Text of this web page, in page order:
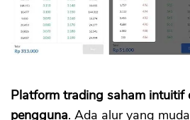
Platform trading saham intuitif
pengguna. Ada alur yang